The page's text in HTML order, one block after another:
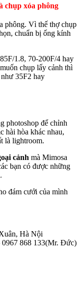
chụp xóa phông
phông. Vì thế thợ chụp
chuẩn bị ống kính
1.8, 70-200F/4 hay
chụp lấy cảnh thì
35F2 hay
photoshop để chỉnh
hài hòa khác nhau,
là lightroom.
cảnh mà Mimosa
bạn có được những
đám cưới của mình
Hà Nội
868 133(Mr. Đức)